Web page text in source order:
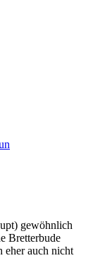
gewöhnlich
Bretterbude
eher auch nicht